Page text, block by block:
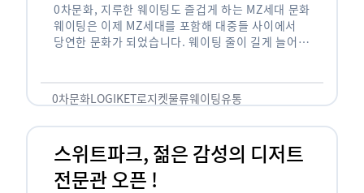
0차문화, 지루한 웨이팅도 즐겁게 하는 MZ세대 문화
웨이팅은 이제 MZ세대를 포함해 대중들 사이에서
당연한 문화가 되었습니다. 웨이팅 줄이 길게 늘어서
0차문화LOGIKET로지켓물류웨이팅유통
스위트파크, 젊은 감성의 디저트
전문관 오픈 !